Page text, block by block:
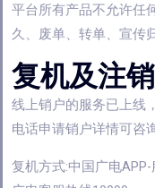
平台所有产品不允许任
久、废单、转单、宣传
复机及注
线上销户的服务已上线
电话申请销户详情可咨
复机方式:中国广电